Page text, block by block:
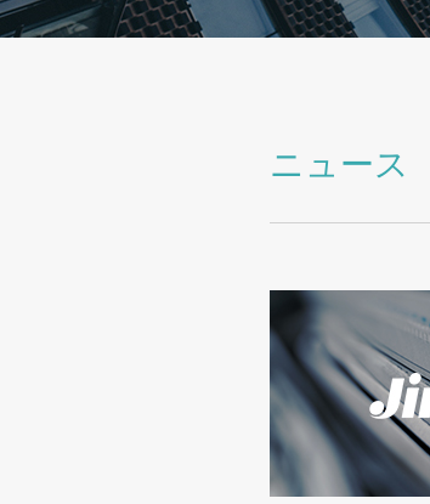
ニュース